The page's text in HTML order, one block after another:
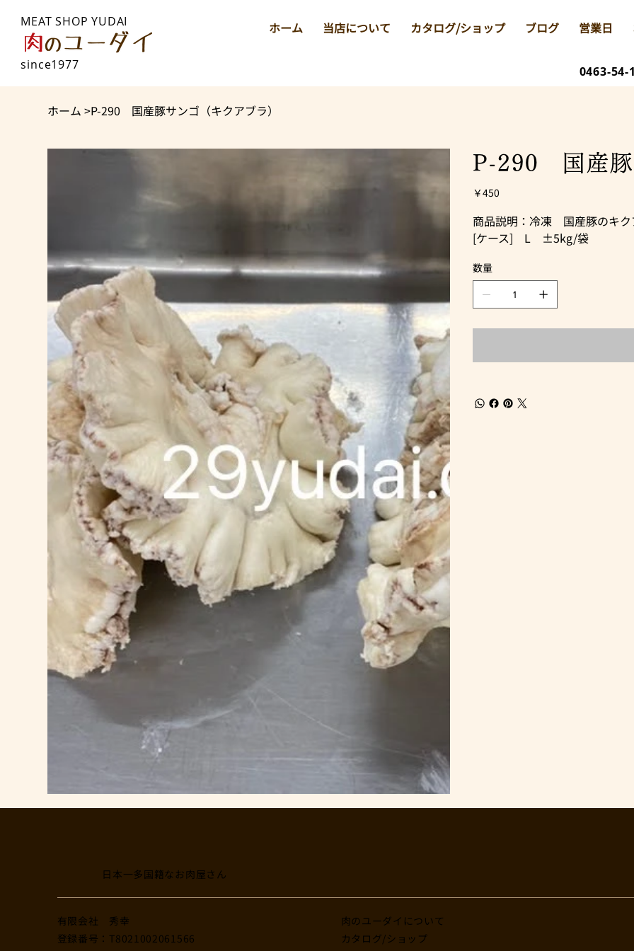
0463-54-
MEAT SHOP YUDAI
since1977
ホーム 当店について カタログ/ショップ ブログ 営業日
ホーム >P-290 国産豚サンゴ（キクアブラ）
P-290 国産豚
価
格
￥450
商品説明：冷凍 国産豚のキク
[ケース] L ±5kg/袋
数量
日本一多国籍なお肉屋さん
​有限会社 秀幸
登録番号：T8021002061566
肉のユーダイについて
カタログ/ショップ